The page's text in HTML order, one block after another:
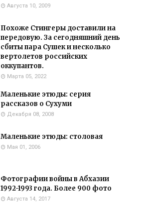
Августа 10, 2009
Похоже Стингеры доставили на
передовую. За сегодняшний день
сбиты пара Сушек и несколько
вертолетов российских
оккупантов.
Марта 05, 2022
Маленькие этюды: серия
рассказов о Сухуми
Декабря 08, 2008
Маленькие этюды: столовая
Мая 01, 2006
Фотографии войны в Абхазии
1992-1993 года. Более 900 фото
Августа 14, 2017